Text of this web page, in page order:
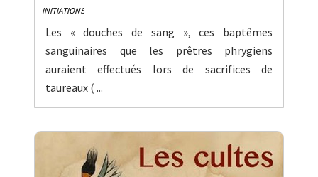
INITIATIONS
Les « douches de sang », ces baptêmes
sanguinaires que les prêtres phrygiens
auraient effectués lors de sacrifices de
taureaux ( ...